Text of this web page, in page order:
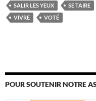
SALIR LES YEUX
SE TAIRE
VIVRE
VOTÉ
POUR SOUTENIR NOTRE